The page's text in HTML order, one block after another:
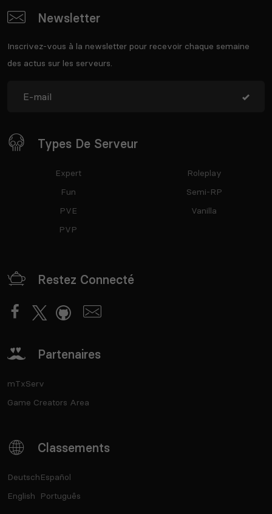
Newsletter
Inscrivez-vous à la newsletter pour recevoir chaque semaine
des actus sur les serveurs.
Types De Serveur
Expert
Fun
PVE
PVP
Roleplay
Semi-RP
Vanilla
Restez Connecté
Partenaires
mTxServ
Game Creators Area
Classements
Deutsch
English
Español
Português